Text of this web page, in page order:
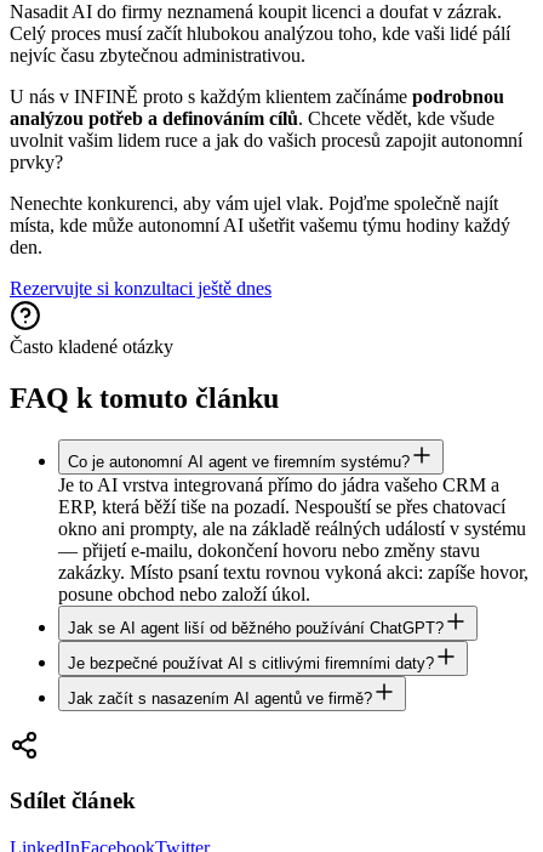
Nasadit AI do firmy neznamená koupit licenci a doufat v zázrak.
Celý proces musí začít hlubokou analýzou toho, kde vaši lidé pálí
nejvíc času zbytečnou administrativou.
U nás v INFINĚ proto s každým klientem začínáme podrobnou
analýzou potřeb a definováním cílů. Chcete vědět, kde všude
uvolnit vašim lidem ruce a jak do vašich procesů zapojit autonomní
prvky?
Nenechte konkurenci, aby vám ujel vlak. Pojďme společně najít
místa, kde může autonomní AI ušetřit vašemu týmu hodiny každý
den.
Rezervujte si konzultaci ještě dnes
Často kladené otázky
FAQ k tomuto článku
Co je autonomní AI agent ve firemním systému?
Je to AI vrstva integrovaná přímo do jádra vašeho CRM a
ERP, která běží tiše na pozadí. Nespouští se přes chatovací
okno ani prompty, ale na základě reálných událostí v systému
— přijetí e-mailu, dokončení hovoru nebo změny stavu
zakázky. Místo psaní textu rovnou vykoná akci: zapíše hovor,
posune obchod nebo založí úkol.
Jak se AI agent liší od běžného používání ChatGPT?
Je bezpečné používat AI s citlivými firemními daty?
Jak začít s nasazením AI agentů ve firmě?
Sdílet článek
LinkedInFacebookTwitter